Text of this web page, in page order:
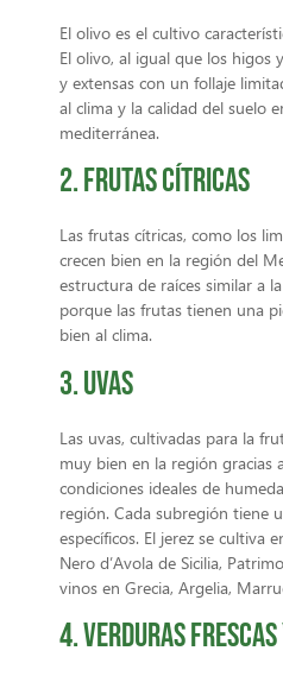
El olivo es el cultivo
El olivo, al igual que los higos
y extensas con un follaje
al clima y la calidad del suelo
mediterránea.
2. Frutas cítricas
Las frutas cítricas, como los
crecen bien en la región del
estructura de raíces similar a
porque las frutas tienen una
bien al clima.
3. Uvas
Las uvas, cultivadas para la
muy bien en la región gracias
condiciones ideales de
región. Cada subregión tiene
específicos. El jerez se cultiva
Nero d’Avola de Sicilia,
vinos en Grecia, Argelia,
4. Verduras